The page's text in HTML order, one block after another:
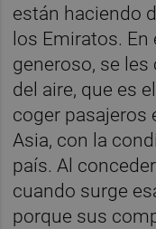
están haciendo
los Emiratos.
generoso, se
del aire, que es
coger pasajeros
Asia, con la
país. Al
cuando surge
porque sus